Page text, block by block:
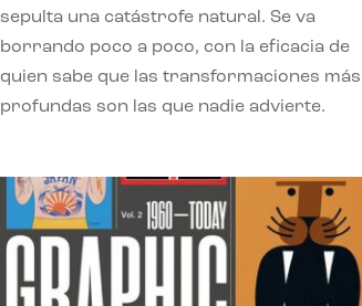
sepulta una catástrofe natural. Se va
borrando poco a poco, con la eficacia de
quien sabe que las transformaciones más
profundas son las que nadie advierte.